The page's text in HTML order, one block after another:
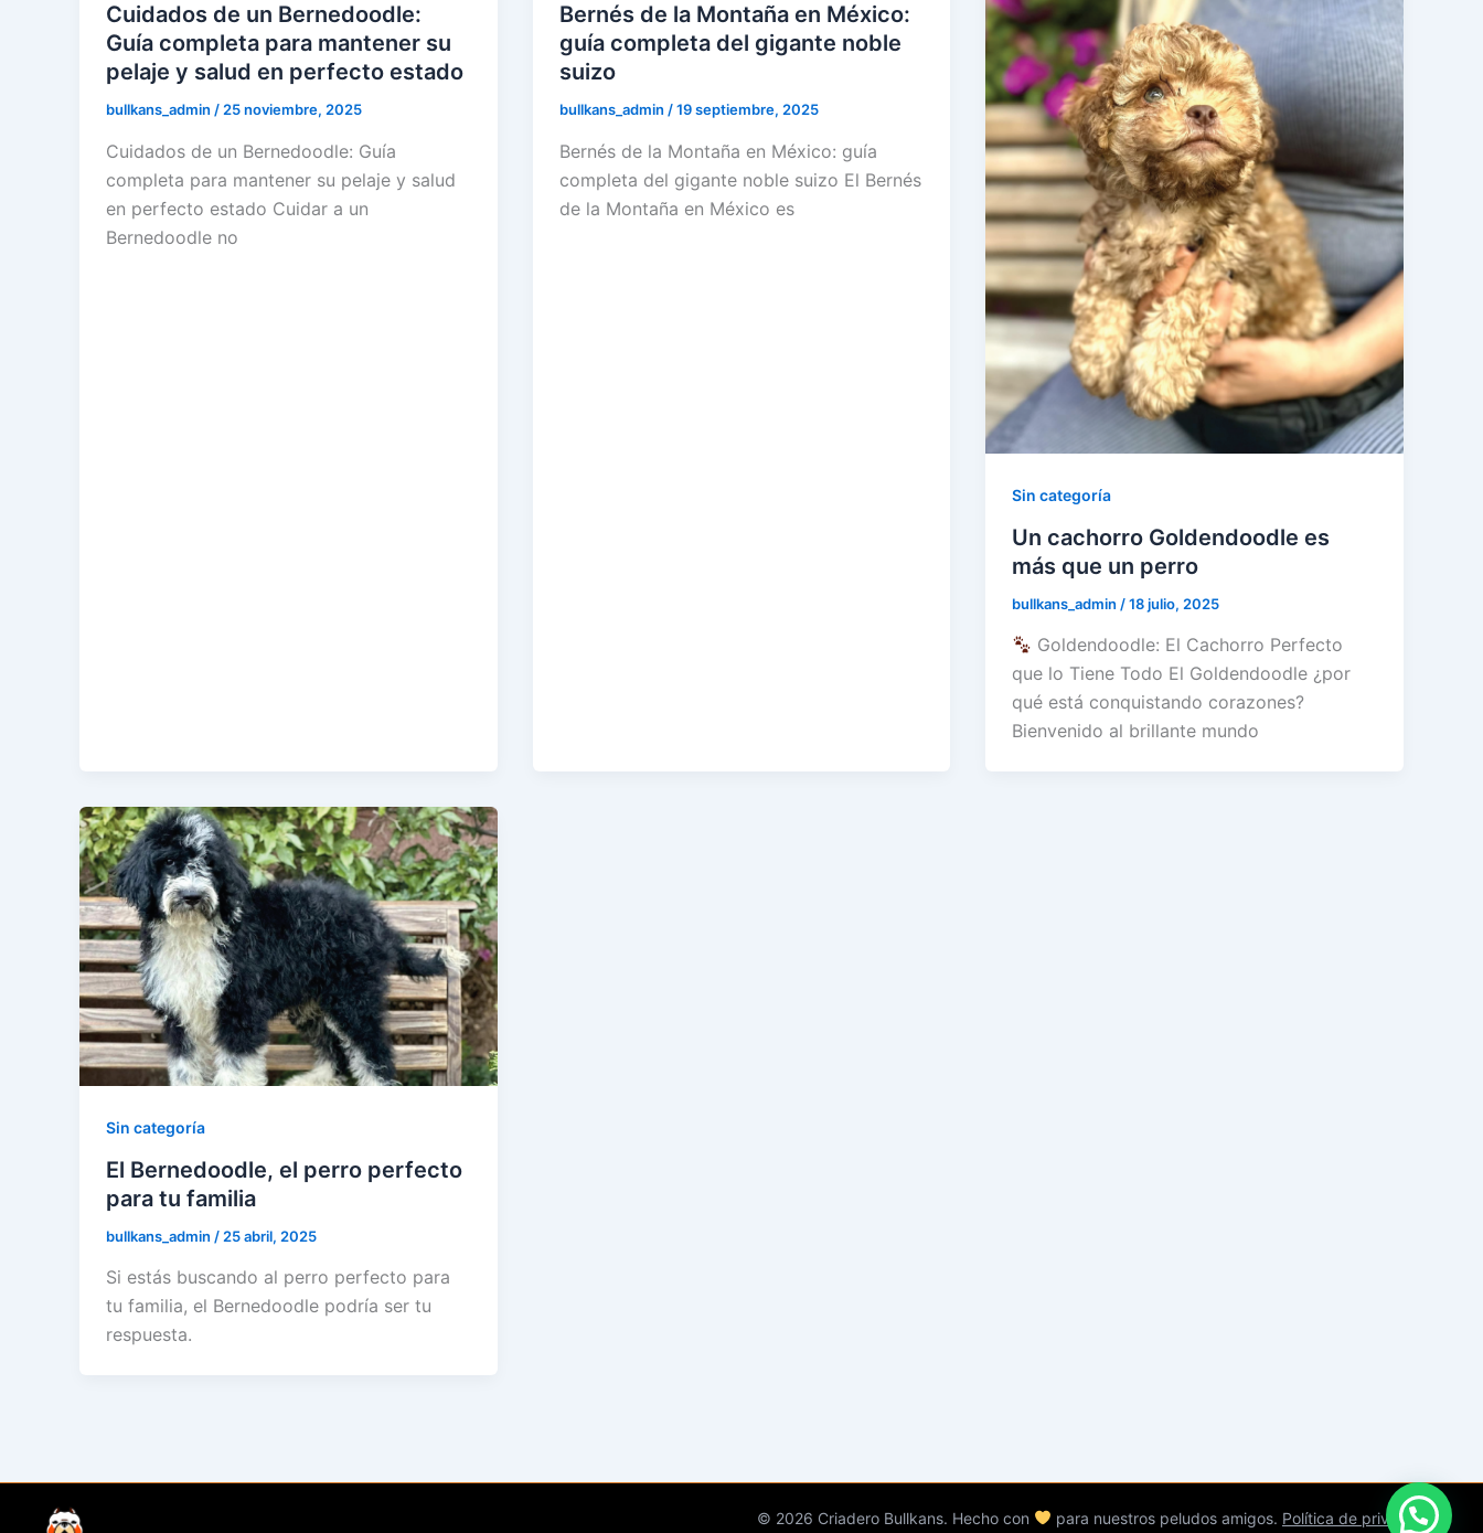
Cuidados de un Bernedoodle:
Guía completa para mantener su
pelaje y salud en perfecto estado
bullkans_admin /25 noviembre, 2025
Cuidados de un Bernedoodle: Guía
completa para mantener su pelaje y salud
en perfecto estado Cuidar a un
Bernedoodle no
Bernés de la Montaña en México:
guía completa del gigante noble
suizo
bullkans_admin /19 septiembre, 2025
Bernés de la Montaña en México: guía
completa del gigante noble suizo El Bernés
de la Montaña en México es
Sin categoría
Un cachorro Goldendoodle es
más que un perro
bullkans_admin /18 julio, 2025
Goldendoodle: El Cachorro Perfecto
que lo Tiene Todo El Goldendoodle ¿por
qué está conquistando corazones?
Bienvenido al brillante mundo
Sin categoría
El Bernedoodle, el perro perfecto
para tu familia
bullkans_admin / 25 abril, 2025
Si estás buscando al perro perfecto para
tu familia, el Bernedoodle podría ser tu
respuesta.
© 2026 Criadero Bullkans. Hecho con para nuestros peludos amigos. Política de privacidad